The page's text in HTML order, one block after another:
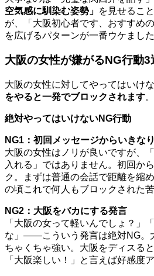
空気感に馴染む姿勢」 を見せるこ
が、「大阪初心者です、おすすめ
を広げるパターンが一番ウケました
大阪の女性が嫌がるNG行動3
大阪の女性に対してやってはいけ
をやると一発でブロックされます。
絶対やってはいけないNG行動
NG1：初回メッセージからいきな
大阪の女性はノリが良いですが、
入れる」ではありません。初回か
ク。まずは普通の会話で距離を縮
の頃これで何人もブロックされた
NG2：大阪をバカにする発言
「大阪の女って軽いんでしょ？」
な」――こういう発言は絶対NG。
ちゃくちゃ強い。大阪をディスる
「大阪楽しい！」と言えば好感度ア